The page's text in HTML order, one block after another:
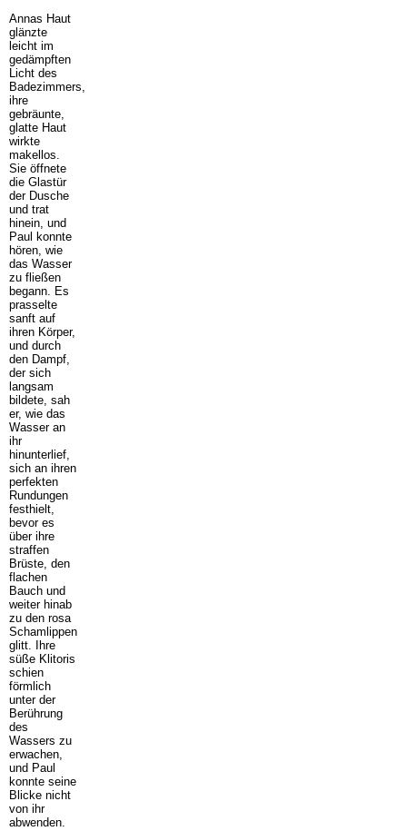
Annas Haut
glänzte
leicht im
gedämpften
Licht des
Badezimmers,
ihre
gebräunte,
glatte Haut
wirkte
makellos.
Sie öffnete
die Glastür
der Dusche
und trat
hinein, und
Paul konnte
hören, wie
das Wasser
zu fließen
begann. Es
prasselte
sanft auf
ihren Körper,
und durch
den Dampf,
der sich
langsam
bildete, sah
er, wie das
Wasser an
ihr
hinunterlief,
sich an ihren
perfekten
Rundungen
festhielt,
bevor es
über ihre
straffen
Brüste, den
flachen
Bauch und
weiter hinab
zu den rosa
Schamlippen
glitt. Ihre
süße Klitoris
schien
förmlich
unter der
Berührung
des
Wassers zu
erwachen,
und Paul
konnte seine
Blicke nicht
von ihr
abwenden.